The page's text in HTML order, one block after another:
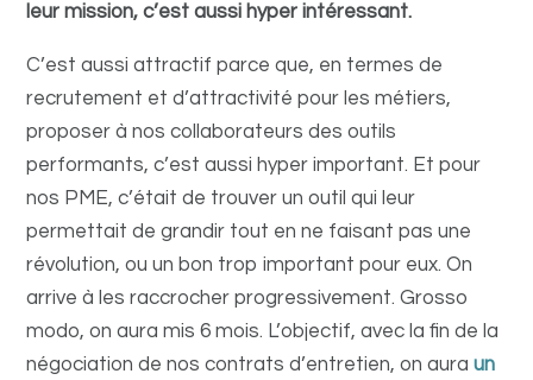
leur mission, c’est aussi hyper intéressant.
C’est aussi attractif parce que, en termes de
recrutement et d’attractivité pour les métiers,
proposer à nos collaborateurs des outils
performants, c’est aussi hyper important. Et pour
nos PME, c’était de trouver un outil qui leur
permettait de grandir tout en ne faisant pas une
révolution, ou un bon trop important pour eux. On
arrive à les raccrocher progressivement.Grosso
modo, on aura mis 6 mois. L’objectif, avec la fin de la
négociation de nos contrats d’entretien, on auraun